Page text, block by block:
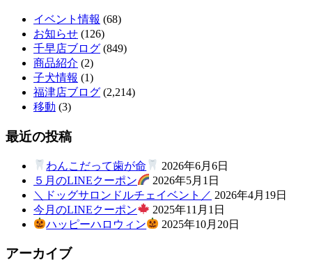
イベント情報 (68)
お知らせ (126)
千早店ブログ (849)
商品紹介 (2)
子犬情報 (1)
福津店ブログ (2,214)
移動 (3)
最近の投稿
わんこだって歯が命
2026年6月6日
５月のLINEクーポン
2026年5月1日
＼ドッグサロンドルチェイベント／ 2026年4月19日
今月のLINEクーポン
2025年11月1日
ハッピーハロウィン
2025年10月20日
アーカイブ